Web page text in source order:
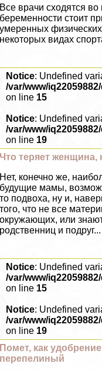
Все врачи сходятся
беременности стоит
умеренных физических
некоторых видах
Notice: Undefined
/var/www/
on line 15
Notice: Undefined
/var/www/
on line 19
Что теряет женщина,
Нет, конечно же,
будущие мамы,
то подвоха, ну и,
того, что не все
окружающих, или
родственниц и подруг...
Notice: Undefined
/var/www/
on line 15
Notice: Undefined
/var/www/
on line 19
Помет, как
перепелиный